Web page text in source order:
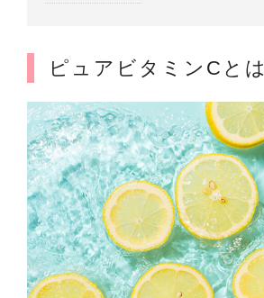
ピュアビタミンCとは